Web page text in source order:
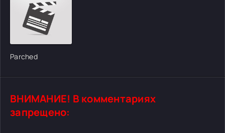
Parched
ВНИМАНИЕ! В комментариях
запрещено: